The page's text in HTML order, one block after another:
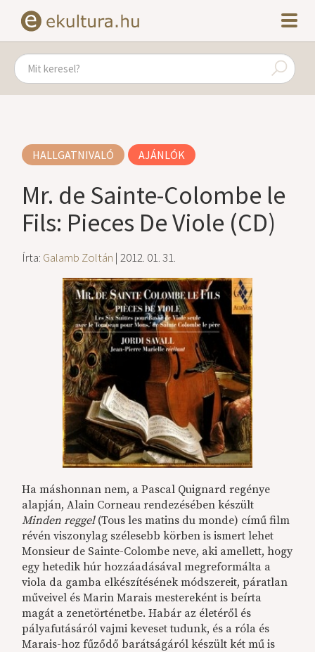
HALLGATNIVALÓ AJÁNLÓK
Mr. de Sainte-Colombe le
Fils: Pieces De Viole (CD)
Írta: Galamb Zoltán | 2012. 01. 31.
Ha máshonnan nem, a Pascal Quignard regénye
alapján, Alain Corneau rendezésében készült
Minden reggel(Tous les matins du monde) című film
révén viszonylag szélesebb körben is ismert lehet
Monsieur de Sainte-Colombe neve, aki amellett, hogy
egy hetedik húr hozzáadásával megreformálta a
viola da gamba elkészítésének módszereit, páratlan
műveivel és Marin Marais mestereként is beírta
magát a zenetörténetbe. Habár az életéről és
pályafutásáról vajmi keveset tudunk, és a róla és
Marais-hoz fűződő barátságáról készült két mű is